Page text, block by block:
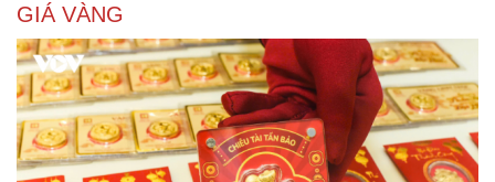
GIÁ VÀNG